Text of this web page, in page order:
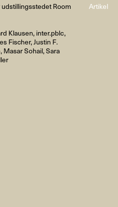
Artikel
Room
Klausen, inter.pblc,
Fischer, Justin F.
Masar Sohail, Sara